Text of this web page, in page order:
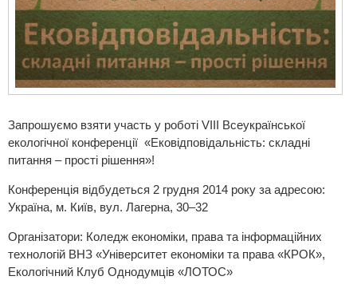
Запрошуємо взяти участь у роботі VІII Всеукраїнської
екологічної конференції «Ековідповідальність: складні
питання – прості рішення»!
Конференція відбудеться 2 грудня 2014 року за адресою:
Україна, м. Київ, вул. Лагерна, 30–32
Організатори: Коледж економіки, права та інформаційних
технологій ВНЗ «Університет економіки та права «КРОК»,
Екологічний Клуб Однодумців «ЛОТОС»